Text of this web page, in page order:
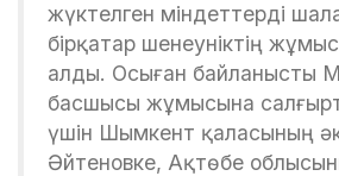
жүктелген міндеттерді
бірқатар шенеуніктің
алды. Осыған байланысты
басшысы жұмысына
үшін Шымкент қаласының
Әйтеновке, Ақтөбе